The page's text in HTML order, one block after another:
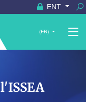
ENT
(FR)